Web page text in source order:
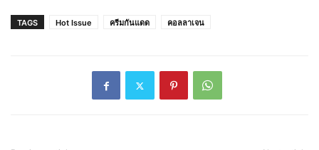
TAGS Hot Issue ครีมกันแดด คอลลาเจน